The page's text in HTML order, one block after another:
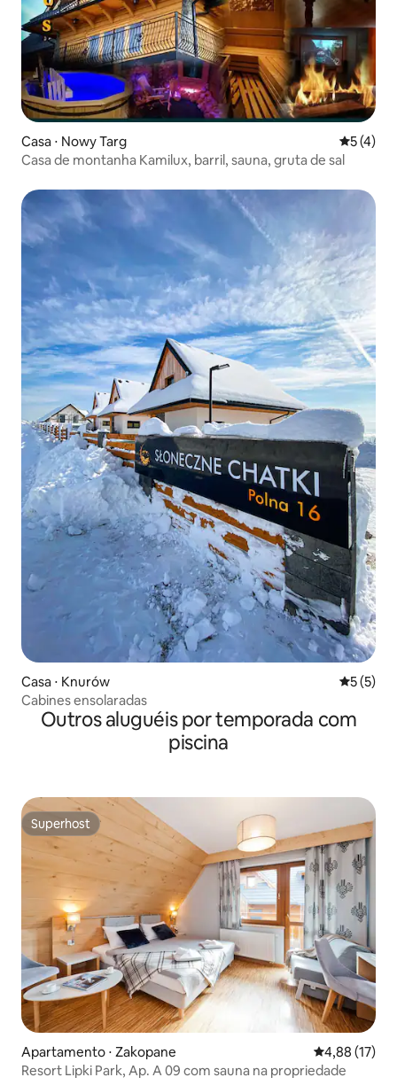
Casa ⋅ Nowy Targ 5 de
5 (4)
Casa de montanha Kamilux, barril, sauna, gruta de sal
Casa ⋅ Knurów 5 de
5 (5)
Cabines ensolaradas
Outros aluguéis por temporada com
piscina
Superhost
Superhost
Apartamento ⋅ Zakopane 4,88 de uma
4,88 (17)
Resort Lipki Park, Ap. A 09 com sauna na propriedade